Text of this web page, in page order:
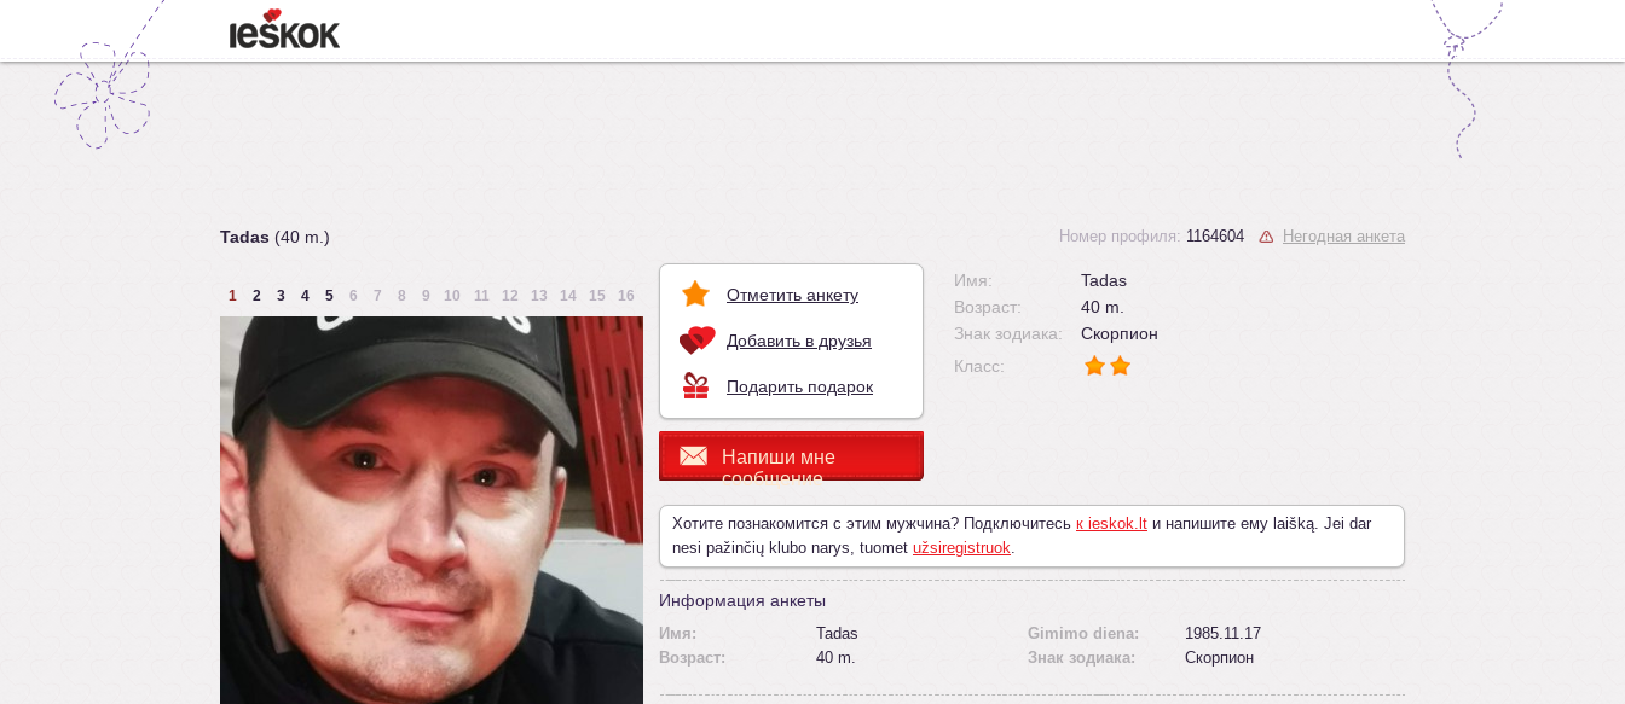
Tadas (40 m.)
1 2 3 4 5 6 7 8 9 10 11 12 13 14 15 16 Отметить анкету
Добавить в друзья
Подарить подарок
Напиши мне
сообщение
Номер профиля: 1164604 Негодная анкета
Имя:
Tadas
Возраст:
40 m.
Знак зодиака:
Скорпион
Класс:
Хотите познакомится с этим мужчина? Подключитесь к ieskok.lt и напишите ему laišką. Jei dar
nesi pažinčių klubo narys, tuomet užsiregistruok.
Информация анкеты
Имя:
Tadas
Возраст:
40 m.
Gimimo diena:
1985.11.17
Знак зодиака:
Скорпион